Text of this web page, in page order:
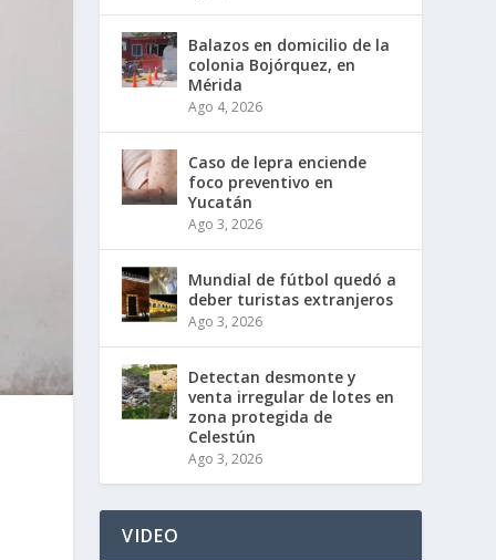
Balazos en domicilio de la
colonia Bojórquez, en
Mérida
Ago 4, 2026
Caso de lepra enciende
foco preventivo en
Yucatán
Ago 3, 2026
Mundial de fútbol quedó a
deber turistas extranjeros
Ago 3, 2026
Detectan desmonte y
venta irregular de lotes en
zona protegida de
Celestún
Ago 3, 2026
VIDEO